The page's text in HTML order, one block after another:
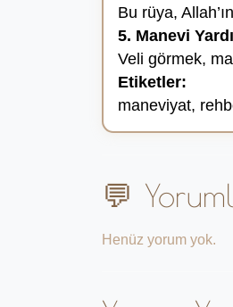
Bu rüya,
5. Manevi
Veli görmek,
Etiketler:
maneviyat,
💬
Henüz yorum yok.